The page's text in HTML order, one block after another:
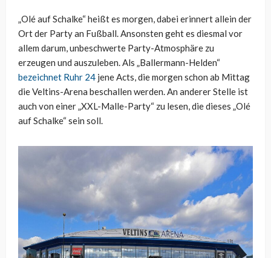
„Olé auf Schalke“ heißt es morgen, dabei erinnert allein der
Ort der Party an Fußball. Ansonsten geht es diesmal vor
allem darum, unbeschwerte Party-Atmosphäre zu
erzeugen und auszuleben. Als „Ballermann-Helden“
bezeichnet Ruhr 24 jene Acts, die morgen schon ab Mittag
die Veltins-Arena beschallen werden. An anderer Stelle ist
auch von einer „XXL-Malle-Party“ zu lesen, die dieses „Olé
auf Schalke“ sein soll.